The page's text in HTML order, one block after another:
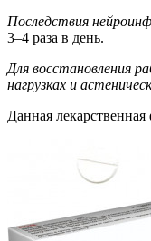
Последствия
3–4 раза в день.
Для восстановления
нагрузках и
Данная